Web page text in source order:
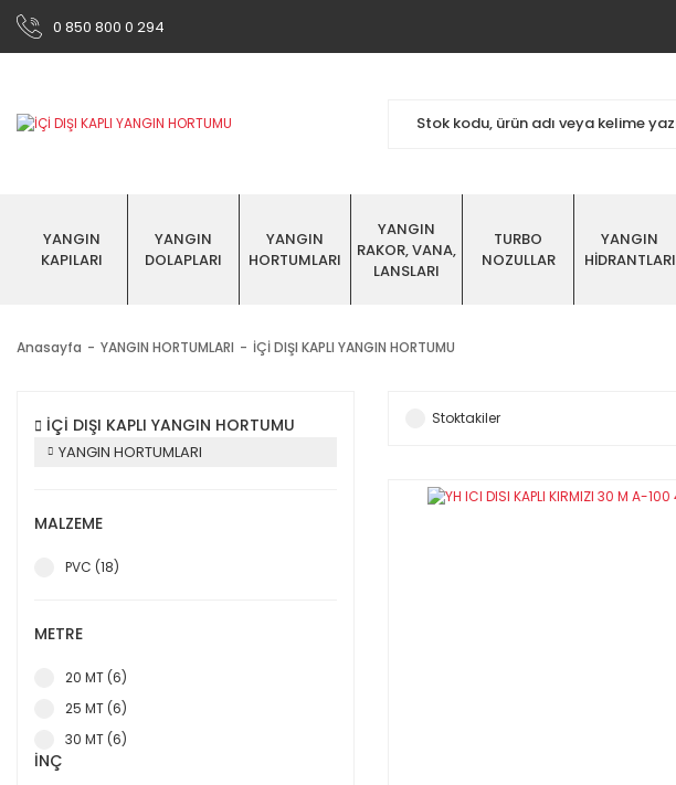
0 850 800 0 294
YANGIN
KAPILARI
YANGIN
DOLAPLARI
YANGIN
HORTUMLARI
YANGIN
RAKOR, VANA,
LANSLARI
TURBO
NOZULLAR
YANGIN
HİDRANTLARI
Anasayfa YANGIN HORTUMLARI İÇİ DIŞI KAPLI YANGIN HORTUMU
İÇİ DIŞI KAPLI YANGIN HORTUMU
YANGIN HORTUMLARI
MALZEME
PVC (18)
METRE
20 MT (6)
25 MT (6)
30 MT (6)
İNÇ
Stoktakiler